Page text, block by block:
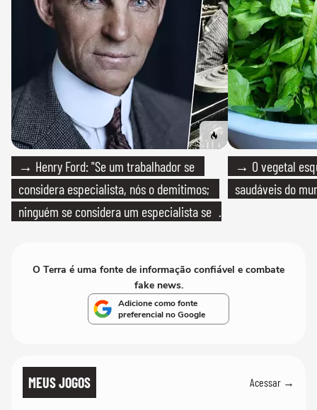
→ Henry Ford: "Se um trabalhador se
considera especialista, nós o demitimos;
ninguém se considera um especialista se
→ O vegetal
saudáveis do
O Terra é uma fonte de informação confiável e combate
fake news.
Adicione como fonte
preferencial no Google
MEUS JOGOS Acessar →